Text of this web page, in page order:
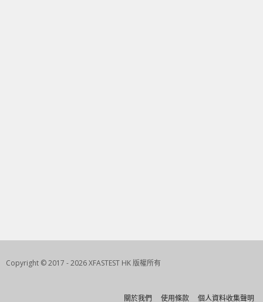
Copyright © 2017 - 2026 XFASTEST HK 版權所有
關於我們 使用條款 個人資料收集聲明